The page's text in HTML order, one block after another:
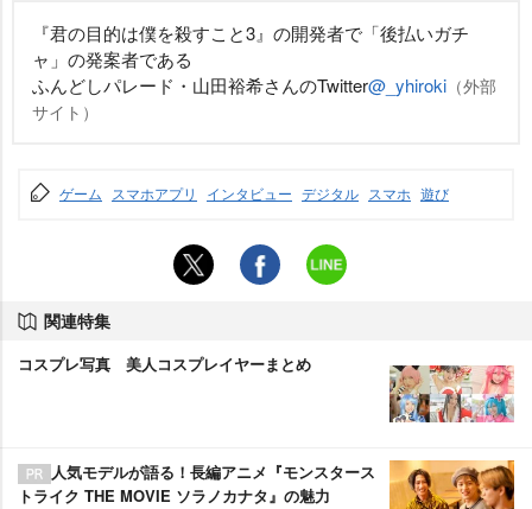
『君の目的は僕を殺すこと3』の開発者で「後払いガチ
ャ」の発案者である
ふんどしパレード・山田裕希さんのTwitter@_yhiroki （外部
サイト）
ゲーム スマホアプリ インタビュー デジタル スマホ 遊び
関連特集
コスプレ写真 美人コスプレイヤーまとめ
人気モデルが語る！長編アニメ『モンスタース
トライク THE MOVIE ソラノカナタ』の魅力